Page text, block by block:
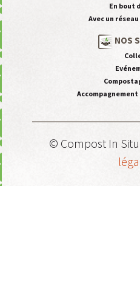
En bout
Avec un
NOS
© Compost In